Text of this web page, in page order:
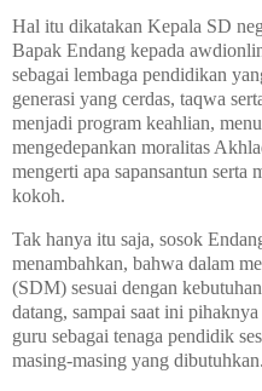
Hal itu dikatakan Kepala SD
Bapak Endang kepada
sebagai lembaga pendidikan
generasi yang cerdas, taqwa
menjadi program keahlian,
mengedepankan moralitas
mengerti apa sapansantun serta
kokoh.
Tak hanya itu saja, sosok
menambahkan, bahwa dalam
(SDM) sesuai dengan
datang, sampai saat ini
guru sebagai tenaga pendidik
masing-masing yang dibutuhkan.